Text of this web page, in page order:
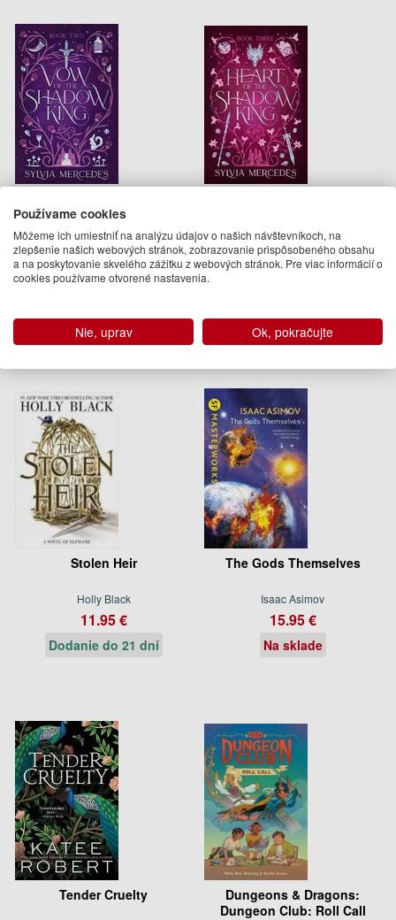
Sylvia Mercedes
13.95 €
Na sklade
Sylvia Mercedes
13.95 €
Podobné knihy
Stolen Heir
Holly Black
11.95 €
Dodanie do 21 dní
The Gods Themselves
Isaac Asimov
15.95 €
Na sklade
Tender Cruelty
Dungeons & Dragons:
Dungeon Club: Roll Call
Používame cookies
Môžeme ich umiestniť na analýzu údajov o našich návštevníkoch, na
zlepšenie našich webových stránok, zobrazovanie prispôsobeného obsahu
a na poskytovanie skvelého zážitku z webových stránok. Pre viac informácií o
cookies používame otvorené nastavenia.
Nie, uprav Ok, pokračujte